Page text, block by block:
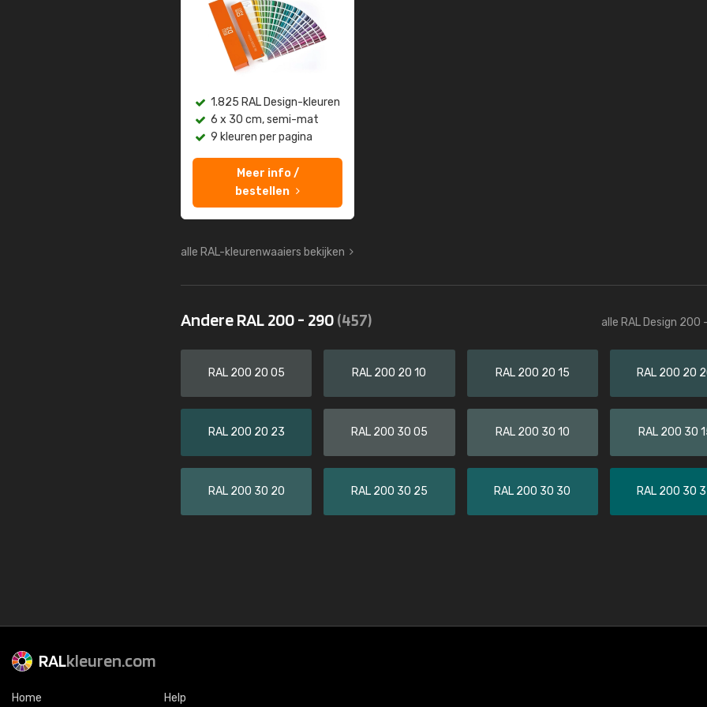
1.825 RAL Design-kleuren
6 x 30 cm, semi-mat
9 kleuren per pagina
Meer info /
bestellen
alle RAL-kleurenwaaiers bekijken
Andere RAL 200 - 290(457) alle RAL Design 200
RAL 200 20 05 RAL 200 20 10 RAL 200 20 15 RAL 200 20
RAL 200 20 23 RAL 200 30 05 RAL 200 30 10 RAL 200 30
RAL 200 30 20 RAL 200 30 25 RAL 200 30 30 RAL 200 30
RALkleuren.com
Home Help